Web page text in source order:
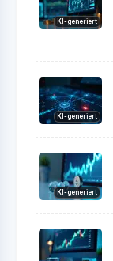
KI-generiert
KI-generiert
KI-generiert